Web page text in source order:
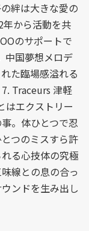
絆は大きな愛の
から活動を共
のサポートで
中国夢想メロデ
た臨場感溢れる
Traceurs 津軽
はエクストリー
。体ひとつで忍
つのミスすら許
る心技体の究極
線との息の合っ
ンドを生み出し